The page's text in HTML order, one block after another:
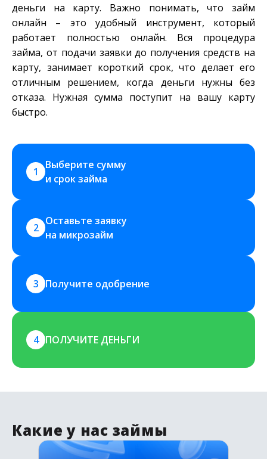
деньги на карту. Важно понимать, что займ
онлайн – это удобный инструмент, который
работает полностью онлайн. Вся процедура
займа, от подачи заявки до получения средств на
карту, занимает короткий срок, что делает его
отличным решением, когда деньги нужны без
отказа. Нужная сумма поступит на вашу карту
быстро.
1
Выберите сумму
и срок займа
2
Оставьте заявку
на микрозайм
3 Получите одобрение
4 ПОЛУЧИТЕ ДЕНЬГИ
Какие у нас займы